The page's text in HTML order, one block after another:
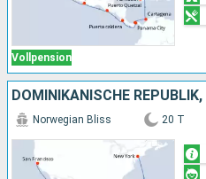
Vollpension
Norwegian Bliss 20 T